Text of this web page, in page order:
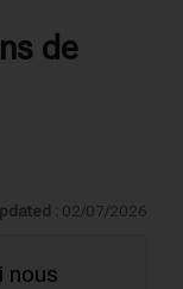
de
: 02/07/2026
nous